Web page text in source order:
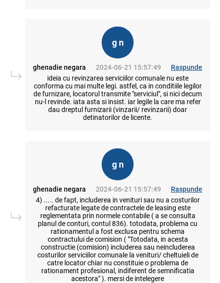
g n
ghenadie negara 2024-06-21 15:57:49
Raspunde
ideia cu revinzarea serviciilor comunale nu este
conforma cu mai multe legi. astfel, ca in conditiile legilor
de furnizare, locatorul transmite "serviciul", si nici decum
nu-l revinde. iata asta si insist. iar legile la care ma refer
dau dreptul furnizarii (vinzarii/ revinzarii) doar
detinatorilor de licente.
g n
ghenadie negara 2024-06-21 15:57:49
Raspunde
4) ..... de fapt, includerea in venituri sau nu a costurilor
refacturate legate de contractele de leasing este
reglementata prin normele contabile ( a se consulta
planul de conturi, contul 836). totodata, problema cu
rationamentul a fost exclusa pentru schema
contractului de comision ( "Totodata, in acesta
constructie (comision) includerea sau neincluderea
costurilor serviciilor comunale la venituri/ cheltuieli de
catre locator chiar nu constituie o problema de
rationament profesional, indiferent de semnificatia
acestora" ). mersi de intelegere